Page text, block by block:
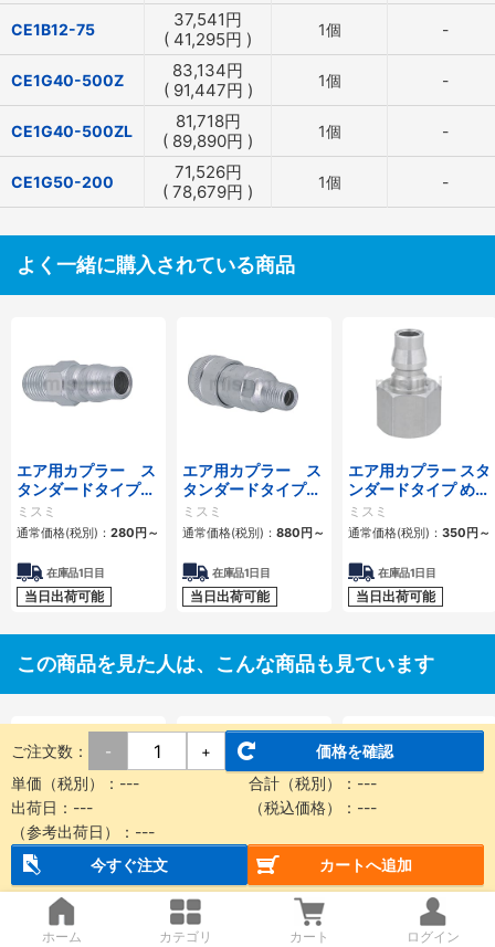
CE1B12-75 37,541円
( 41,295円 ) 1個 -
CE1G40-500Z 83,134円
( 91,447円 ) 1個 -
CE1G40-500ZL 81,718円
( 89,890円 ) 1個 -
CE1G50-200 71,526円
( 78,679円 ) 1個 -
よく一緒に購入されている商品
エア用カプラー ス
タンダードタイプ
おねじプラグ
ミスミ
通常価格(税別)： 280円～
在庫品1日目
当日出荷可能
エア用カプラー ス
タンダードタイプ
おねじソケット
ミスミ
通常価格(税別)： 880円～
在庫品1日目
当日出荷可能
エア用カプラー スタ
ンダードタイプ めね
じプラグ
ミスミ
通常価格(税別)： 350円～
在庫品1日目
当日出荷可能
この商品を見た人は、こんな商品も見ています
ブレーキ付ものさし
くん CE2シリーズ
通常価格(税別)：
高精度ものさしくん
ピストン回り止め形
CEP1シリーズ
SMC
通常価格(税別)：
Pシリンダ（ポジシ
ョナ付シリンダ）
CPA2/CPS1シリー
通常価格(税別)：
ご注文数： - +
価格を確認
単価（税別）： --- 合計（税別）： ---
出荷日： --- （税込価格）： ---
（参考出荷日）： ---
今すぐ注文
カートへ追加
ホーム カテゴリ カート ログイン